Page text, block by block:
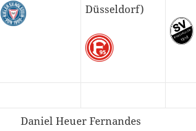
Düsseldorf)
Daniel Heuer Fernandes